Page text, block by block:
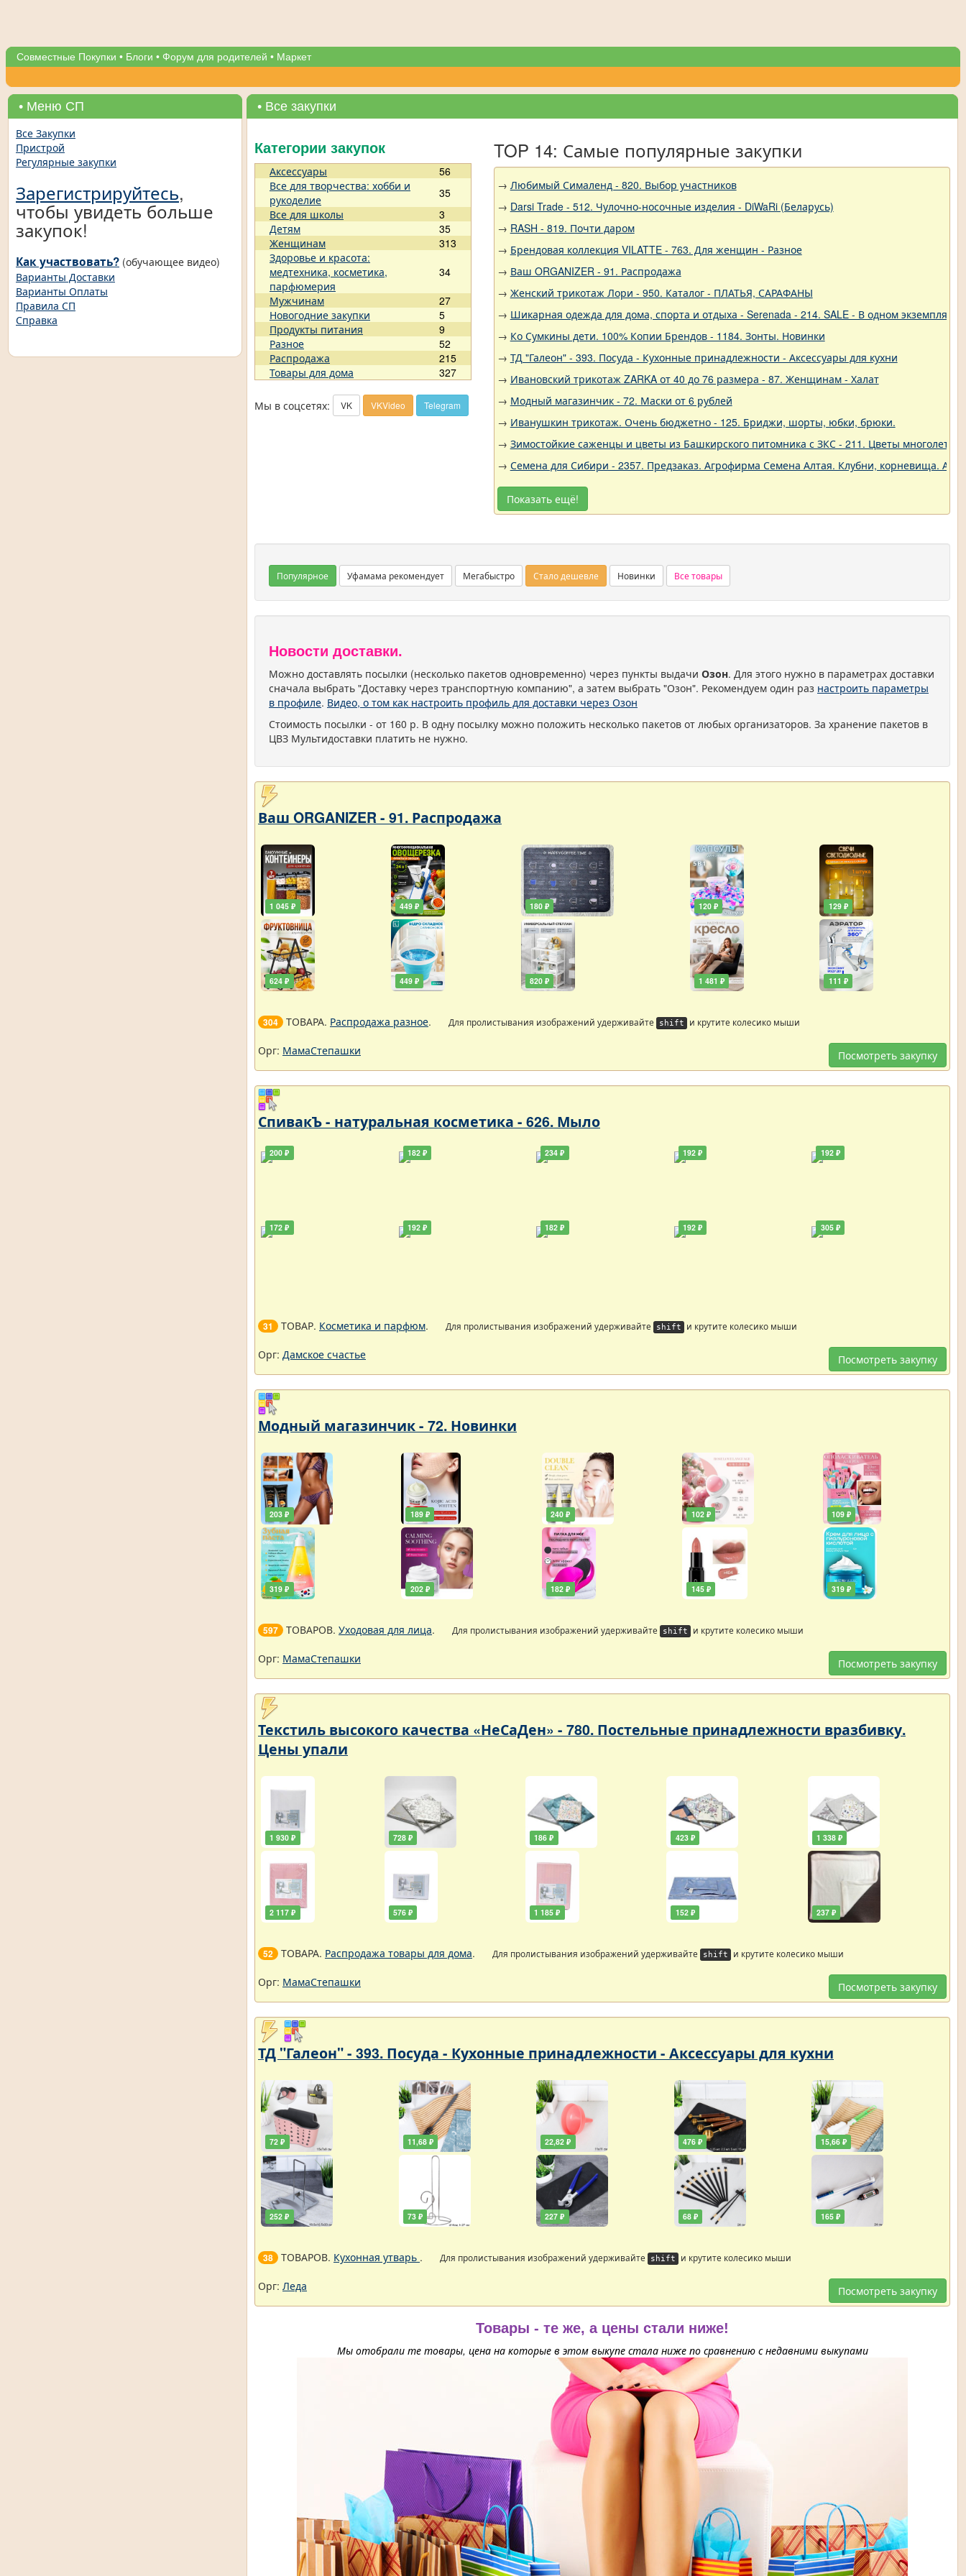
Совместные Покупки • Блоги • Форум для родителей • Маркет
• Меню СП
Все Закупки
Пристрой
Регулярные закупки
Зарегистрируйтесь,
чтобы увидеть больше
закупок!
Как участвовать? (обучающее видео)
Варианты Доставки
Варианты Оплаты
Правила СП
Справка
• Все закупки
Категории закупок
Аксессуары
56
Все для творчества: хобби и
рукоделие
35
Все для школы
3
Детям
35
Женщинам
313
Здоровье и красота:
медтехника, косметика,
парфюмерия
34
Мужчинам
27
Новогодние закупки
5
Продукты питания
9
Разное
52
Распродажа
215
Товары для дома
327
Мы в соцсетях: VK VKVideo Telegram
TOP 14: Самые популярные закупки
→ Любимый Сималенд - 820. Выбор участников
→ Darsi Trade - 512. Чулочно-носочные изделия - DiWaRi (Беларусь)
→ RASH - 819. Почти даром
→ Брендовая коллекция VILATTE - 763. Для женщин - Разное
→ Ваш ORGANIZER - 91. Распродажа
→ Женский трикотаж Лори - 950. Каталог - ПЛАТЬЯ, САРАФАНЫ
→ Шикарная одежда для дома, спорта и отдыха - Serenada - 214. SALE - В одном экземпляре!
→ Ко Сумкины дети. 100% Копии Брендов - 1184. Зонты. Новинки
→ ТД "Галеон" - 393. Посуда - Кухонные принадлежности - Аксессуары для кухни
→ Ивановский трикотаж ZARKA от 40 до 76 размера - 87. Женщинам - Халат
→ Модный магазинчик - 72. Маски от 6 рублей
→ Иванушкин трикотаж. Очень бюджетно - 125. Бриджи, шорты, юбки, брюки.
→ Зимостойкие саженцы и цветы из Башкирского питомника с ЗКС - 211. Цветы
→ Семена для Сибири - 2357. Предзаказ. Агрофирма Семена Алтая. Клубни, корневища.
Показать ещё!
Популярное Уфамама рекомендует Мегабыстро Стало дешевле Новинки Все товары
Новости доставки.
Можно доставлять посылки (несколько пакетов одновременно) через пункты выдачи Озон. Для этого нужно в параметрах доставки
сначала выбрать "Доставку через транспортную компанию", а затем выбрать "Озон". Рекомендуем один раз настроить параметры
в профиле. Видео, о том как настроить профиль для доставки через Озон
Стоимость посылки - от 160 р. В одну посылку можно положить несколько пакетов от любых организаторов. За хранение пакетов в
ЦВЗ Мультидоставки платить не нужно.
Ваш ORGANIZER - 91. Распродажа
1 045 ₽
624 ₽
449 ₽
449 ₽
180 ₽
820 ₽
120 ₽
1 481 ₽
129 ₽
111 ₽
304 ТОВАРА. Распродажа разное. Для пролистывания изображений удерживайте shift и крутите колесико мыши
Посмотреть закупку
Орг: МамаСтепашки
СпивакЪ - натуральная косметика - 626. Мыло
200 ₽
172 ₽
182 ₽
192 ₽
234 ₽
182 ₽
192 ₽
192 ₽
192 ₽
305 ₽
31 ТОВАР. Косметика и парфюм. Для пролистывания изображений удерживайте shift и крутите колесико мыши
Посмотреть закупку
Орг: Дамское счастье
Модный магазинчик - 72. Новинки
203 ₽
319 ₽
189 ₽
202 ₽
240 ₽
182 ₽
102 ₽
145 ₽
109 ₽
319 ₽
597 ТОВАРОВ. Уходовая для лица. Для пролистывания изображений удерживайте shift и крутите колесико мыши
Посмотреть закупку
Орг: МамаСтепашки
Текстиль высокого качества «НеСаДен» - 780. Постельные принадлежности вразбивку.
Цены упали
1 930 ₽
2 117 ₽
728 ₽
576 ₽
186 ₽
1 185 ₽
423 ₽
152 ₽
1 338 ₽
237 ₽
52 ТОВАРА. Распродажа товары для дома. Для пролистывания изображений удерживайте shift и крутите колесико мыши
Посмотреть закупку
Орг: МамаСтепашки
ТД "Галеон" - 393. Посуда - Кухонные принадлежности - Аксессуары для кухни
72 ₽
252 ₽
11,68 ₽
73 ₽
22,82 ₽
227 ₽
476 ₽
68 ₽
15,66 ₽
165 ₽
38 ТОВАРОВ. Кухонная утварь . Для пролистывания изображений удерживайте shift и крутите колесико мыши
Посмотреть закупку
Орг: Леда
Товары - те же, а цены стали ниже!
Мы отобрали те товары, цена на которые в этом выкупе стала ниже по сравнению с недавними выкупами